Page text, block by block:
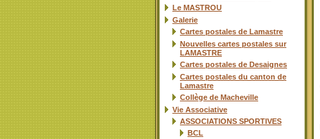
Le MASTROU
Galerie
Cartes postales de Lamastre
Nouvelles cartes postales sur
LAMASTRE
Cartes postales de Desaignes
Cartes postales du canton de
Lamastre
Collège de Macheville
Vie Associative
ASSOCIATIONS SPORTIVES
BCL